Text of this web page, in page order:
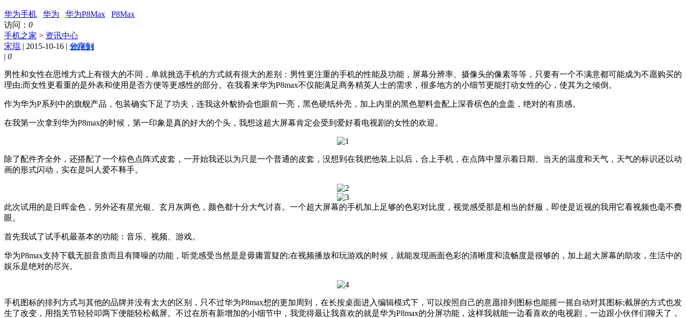
华为手机 华为 华为P8Max
P8Max
访问： 0
手机之家 > 资讯中心
宋琨 | 2015-10-16 | 分享到
| 0
男性和女性在思维方式上有很大的不同，单就挑选手机的方式就有很大的差别：男性更注重的手机的性能及功能，屏幕分辨率、摄像头的像素等等，只要有一个不满意都可能成为不愿购买的
理由;而女性更看重的是外表和使用是否方便等更感性的部分。在我看来华为P8max不仅能满足商务精英人士的需求，很多地方的小细节更能打动女性的心，使其为之倾倒。
作为华为P系列中的旗舰产品，包装确实下足了功夫，连我这外貌协会也眼前一亮，黑色硬纸外壳，加上内里的黑色塑料盒配上深香槟色的盒盖，绝对的有质感。
在我第一次拿到华为P8max的时候，第一印象是真的好大的个头，我想这超大屏幕肯定会受到爱好看电视剧的女性的欢迎。
除了配件齐全外，还搭配了一个棕色点阵式皮套，一开始我还以为只是一个普通的皮套，没想到在我把他装上以后，合上手机，在点阵中显示着日期、当天的温度和天气，天气的标识还以动
画的形式闪动，实在是叫人爱不释手。
此次试用的是日晖金色，另外还有星光银、玄月灰两色，颜色都十分大气讨喜。一个超大屏幕的手机加上足够的色彩对比度，视觉感受那是相当的舒服，即使是近视的我用它看视频也毫不费
眼。
首先我试了试手机最基本的功能：音乐、视频、游戏。
华为P8max支持下载无损音质而且有降噪的功能，听觉感受当然是是毋庸置疑的;在视频播放和玩游戏的时候，就能发现画面色彩的清晰度和流畅度是很够的，加上超大屏幕的助攻，生活中的
娱乐是绝对的尽兴。
手机图标的排列方式与其他的品牌并没有太大的区别，只不过华为P8max想的更加周到，在长按桌面进入编辑模式下，可以按照自己的意愿排列图标也能摇一摇自动对其图标;截屏的方式也发
生了改变，用指关节轻轻叩两下便能轻松截屏。不过在所有新增加的小细节中，我觉得最让我喜欢的就是华为P8max的分屏功能，这样我就能一边看喜欢的电视剧，一边跟小伙伴们聊天了，